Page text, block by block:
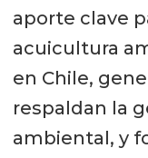
aporte clave
acuicultura
en Chile,
respaldan la
ambiental, y